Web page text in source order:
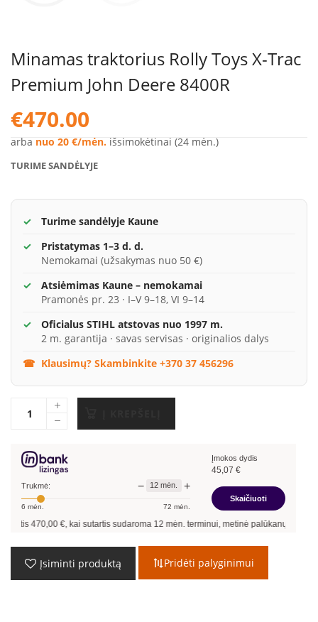
Minamas traktorius Rolly Toys X-Trac
Premium John Deere 8400R
€470.00
arba nuo 20 €/mėn. išsimokėtinai (24 mėn.)
TURIME SANDĖLYJE
Turime sandėlyje Kaune
Pristatymas 1–3 d. d.
Nemokamai (užsakymas nuo 50 €)
Atsiėmimas Kaune – nemokamai
Pramonės pr. 23 · I–V 9–18, VI 9–14
Oficialus STIHL atstovas nuo 1997 m.
2 m. garantija · savas servisas · originalios dalys
Klausimų? Skambinkite +370 37 456296
Trukmė: − 12 mėn. +
6 mėn. 72 mėn.
Įmokos dydis
45,07 €
Skaičiuoti
€, kai sutartis sudaroma12mėn. terminui, metinė palūkanų norma –
Įsiminti produktą Pridėti palyginimui